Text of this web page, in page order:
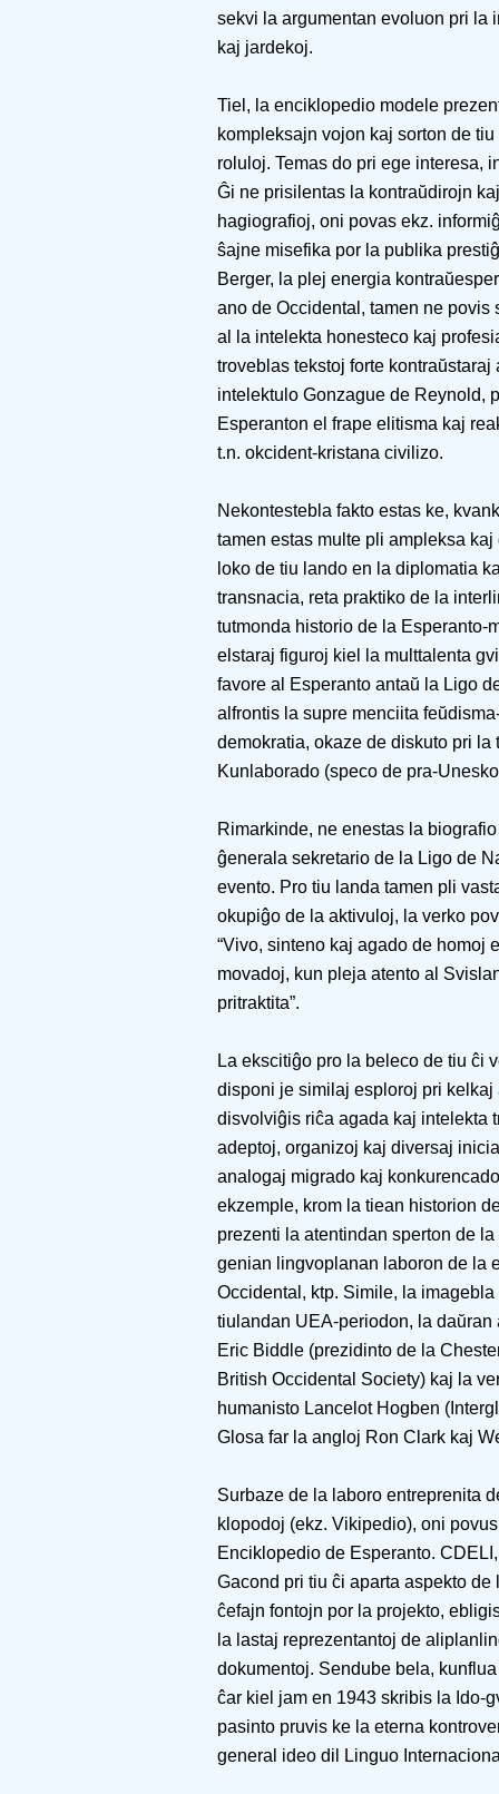
sekvi la argumentan evoluon pri la
kaj jardekoj.
Tiel, la enciklopedio modele
kompleksajn vojon kaj sorton de
roluloj. Temas do pri ege interesa,
Ĝi ne prisilentas la kontraŭdirojn
hagiografioj, oni povas ekz.
ŝajne misefika por la publika
Berger, la plej energia
ano de Occidental, tamen ne
al la intelekta honesteco kaj
troveblas tekstoj forte
intelektulo Gonzague de Reynold,
Esperanton el frape elitisma kaj
t.n. okcident-kristana civilizo.
Nekontestebla fakto estas ke,
tamen estas multe pli ampleksa
loko de tiu lando en la diplomatia
transnacia, reta praktiko de la
tutmonda historio de la Esperanto-
elstaraj figuroj kiel la multtalenta
favore al Esperanto antaŭ la Ligo
alfrontis la supre menciita
demokratia, okaze de diskuto pri
Kunlaborado (speco de pra-
Rimarkinde, ne enestas la
ĝenerala sekretario de la Ligo de
evento. Pro tiu landa tamen pli
okupiĝo de la aktivuloj, la verko
“Vivo, sinteno kaj agado de homoj
movadoj, kun pleja atento al
pritraktita”.
La ekscitiĝo pro la beleco de tiu ĉi
disponi je similaj esploroj pri
disvolviĝis riĉa agada kaj intelekta
adeptoj, organizoj kaj diversaj
analogaj migrado kaj
ekzemple, krom la tiean historion
prezenti la atentindan sperton de
genian lingvoplanan laboron de la
Occidental, ktp. Simile, la
tiulandan UEA-periodon, la
Eric Biddle (prezidinto de la
British Occidental Society) kaj la
humanisto Lancelot Hogben
Glosa far la angloj Ron Clark kaj
Surbaze de la laboro entreprenita
klopodoj (ekz. Vikipedio), oni
Enciklopedio de Esperanto.
Gacond pri tiu ĉi aparta aspekto
ĉefajn fontojn por la projekto,
la lastaj reprezentantoj de
dokumentoj. Sendube bela,
ĉar kiel jam en 1943 skribis la Ido-
pasinto pruvis ke la eterna
general ideo dil Linguo